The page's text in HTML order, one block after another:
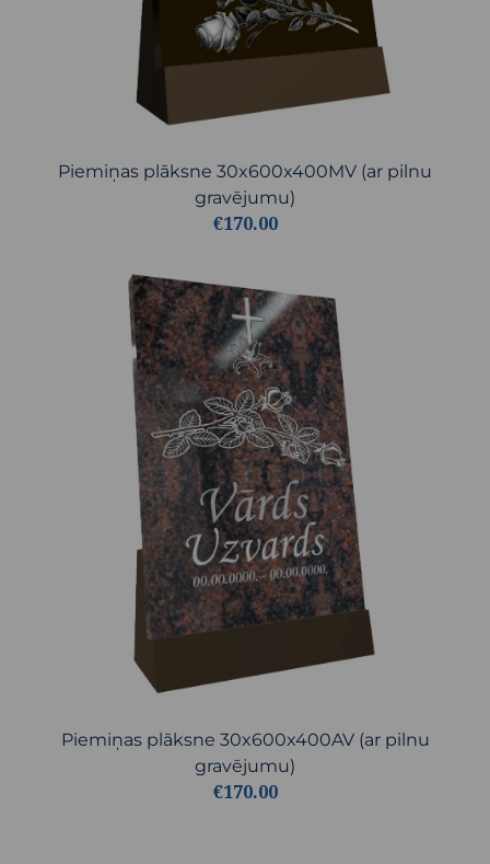
Piemiņas plāksne 30x600x400MV (ar pilnu
gravējumu)
€170.00
Piemiņas plāksne 30x600x400AV (ar pilnu
gravējumu)
€170.00